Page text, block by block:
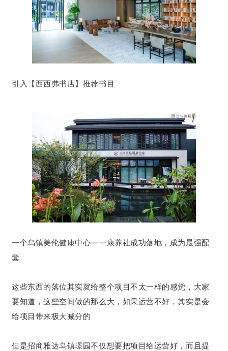
引入【西西弗书店】推荐书目
一个乌镇美伦健康中心——康养社成功落地， 成为最强配
套
这些东西的落位其实就给整个项目不太一样的感觉，大家
要知道，这些空间做的那么大，如果运营不好，其实是会
给项目带来极大减分的
但是招商雅达乌镇璟园不仅想要把项目给运营好，而且提